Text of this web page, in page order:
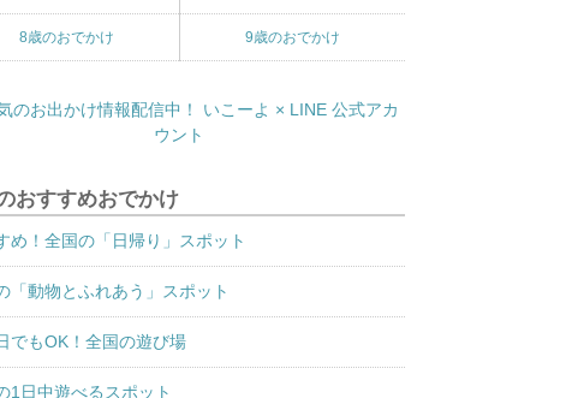
8歳のおでかけ 9歳のおでかけ
おすすめおでかけ
め！全国の「日帰り」スポット
「動物とふれあう」スポット
でもOK！全国の遊び場
1日中遊べるスポット